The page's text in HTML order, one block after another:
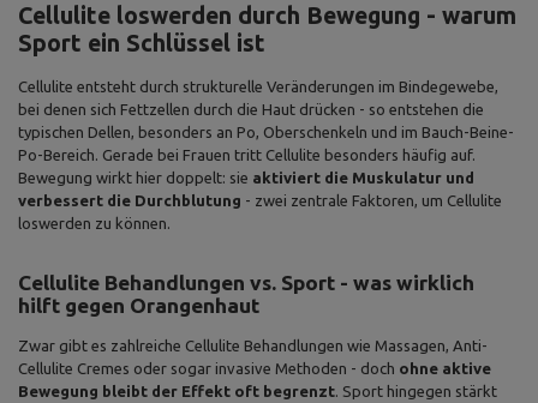
Cellulite loswerden durch Bewegung - warum
Sport ein Schlüssel ist
Cellulite entsteht durch strukturelle Veränderungen im Bindegewebe,
bei denen sich Fettzellen durch die Haut drücken - so entstehen die
typischen Dellen, besonders an Po, Oberschenkeln und im Bauch-Beine-
Po-Bereich. Gerade bei Frauen tritt Cellulite besonders häufig auf.
Bewegung wirkt hier doppelt: sie aktiviert die Muskulatur und
verbessert die Durchblutung - zwei zentrale Faktoren, um Cellulite
loswerden zu können.
Cellulite Behandlungen vs. Sport - was wirklich
hilft gegen Orangenhaut
Zwar gibt es zahlreiche Cellulite Behandlungen wie Massagen, Anti-
Cellulite Cremes oder sogar invasive Methoden - doch ohne aktive
Bewegung bleibt der Effekt oft begrenzt . Sport hingegen stärkt